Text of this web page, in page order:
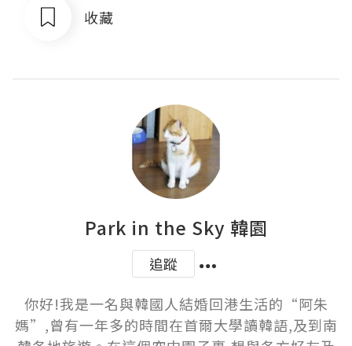
收藏
Park in the Sky 韓園
追蹤
你好!我是一名與韓國人結婚回港生活的“阿朱
媽”,曾有一年多的時間在首爾大學讀韓語,及到南